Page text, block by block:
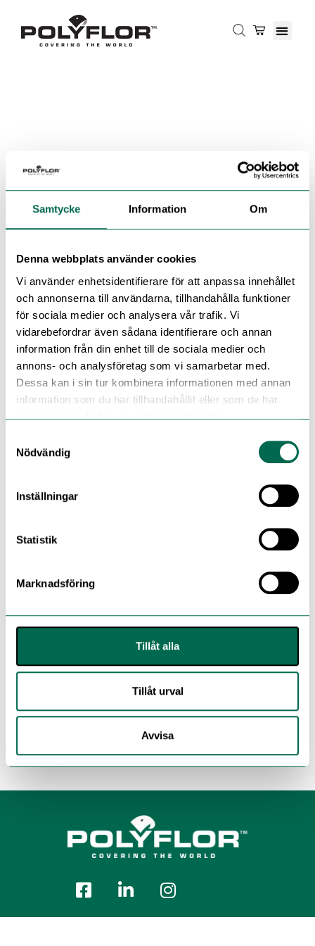
Samtycke Information Om
Denna webbplats använder cookies
Vi använder enhetsidentifierare för att anpassa innehållet
och annonserna till användarna, tillhandahålla funktioner
för sociala medier och analysera vår trafik. Vi
vidarebefordrar även sådana identifierare och annan
information från din enhet till de sociala medier och
annons- och analysföretag som vi samarbetar med.
Dessa kan i sin tur kombinera informationen med annan
information som du har tillhandahållit eller som de har
samlat in när du har använt deras tjänster.
Nödvändig
Inställningar
Statistik
Marknadsföring
Tillåt alla
Tillåt urval
Avvisa